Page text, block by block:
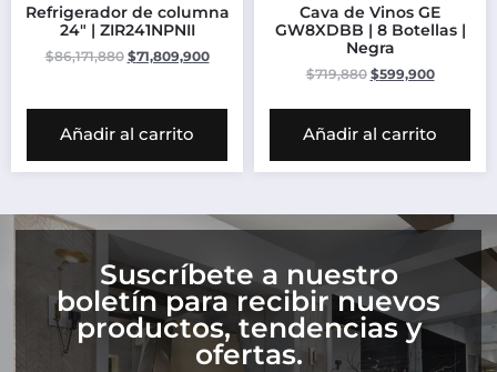
Refrigerador de columna
24″ | ZIR241NPNII
$86,171,880 $71,809,900
Añadir al carrito
Cava de Vinos GE
GW8XDBB | 8 Botellas |
Negra
$719,880 $599,900
Añadir al carrito
Suscríbete a nuestro
boletín para recibir nuevos
productos, tendencias y
ofertas.